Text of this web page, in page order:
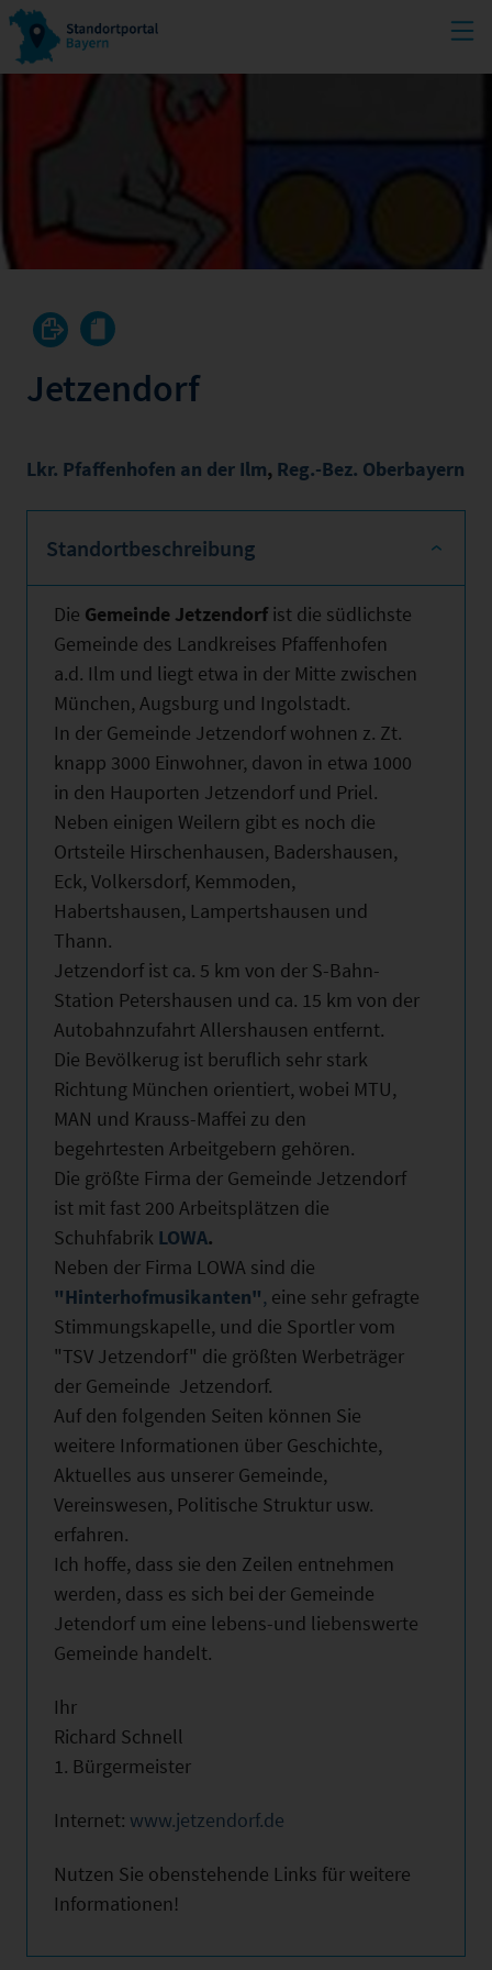
Jetzendorf
Lkr. Pfaffenhofen an der Ilm, Reg.-Bez. Oberbayern
Standortbeschreibung
Die Gemeinde Jetzendorf ist die südlichste
Gemeinde des Landkreises Pfaffenhofen
a.d. Ilm und liegt etwa in der Mitte zwischen
München, Augsburg und Ingolstadt.
In der Gemeinde Jetzendorf wohnen z. Zt.
knapp 3000 Einwohner, davon in etwa 1000
in den Hauporten Jetzendorf und Priel.
Neben einigen Weilern gibt es noch die
Ortsteile Hirschenhausen, Badershausen,
Eck, Volkersdorf, Kemmoden,
Habertshausen, Lampertshausen und
Thann.
Jetzendorf ist ca. 5 km von der S-Bahn-
Station Petershausen und ca. 15 km von der
Autobahnzufahrt Allershausen entfernt.
Die Bevölkerug ist beruflich sehr stark
Richtung München orientiert, wobei MTU,
MAN und Krauss-Maffei zu den
begehrtesten Arbeitgebern gehören.
Die größte Firma der Gemeinde Jetzendorf
ist mit fast 200 Arbeitsplätzen die
Schuhfabrik LOWA.
Neben der Firma LOWA sind die
"Hinterhofmusikanten", eine sehr gefragte
Stimmungskapelle, und die Sportler vom
"TSV Jetzendorf" die größten Werbeträger
der Gemeinde Jetzendorf.
Auf den folgenden Seiten können Sie
weitere Informationen über Geschichte,
Aktuelles aus unserer Gemeinde,
Vereinswesen, Politische Struktur usw.
erfahren.
Ich hoffe, dass sie den Zeilen entnehmen
werden, dass es sich bei der Gemeinde
Jetendorf um eine lebens-und liebenswerte
Gemeinde handelt.
Ihr
Richard Schnell
1. Bürgermeister
Internet: www.jetzendorf.de
Nutzen Sie obenstehende Links für weitere
Informationen!